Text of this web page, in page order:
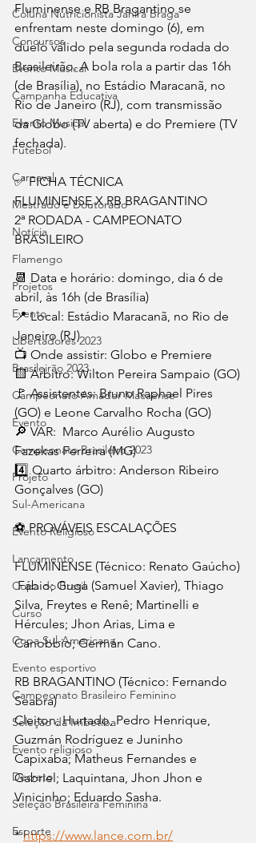
Coluna Nutricionista Janira Braga
Concursos
Evento Musical
Campanha Educativa
Evento Musical
Futebol
Carnaval
Mestrado e Doutorado
Notícia
Flamengo
Projetos
Evento
Libertadores 2023
Brasileirão 2023
Campeonato Amador Macaense
Evento
Campeonato Brasileiro.2023
Projeto
Sul-Americana
Evento Religioso
Lançamento
Copa do Brasil
Curso
Copa Sul-Americana
Evento esportivo
Campeonato Brasileiro Feminino
Seleção da Imbetiba
Evento religioso
Decreto
Seleção Brasileira Feminina
Esporte
Fluminense e RB Bragantino se
enfrentam neste domingo (6), em
duelo válido pela segunda rodada do
Brasileirão. A bola rola a partir das 16h
(de Brasília), no Estádio Maracanã, no
Rio de Janeiro (RJ), com transmissão
da Globo (TV aberta) e do Premiere (TV
fechada).
✅ FICHA TÉCNICA
FLUMINENSE X RB BRAGANTINO
2ª RODADA - CAMPEONATO
BRASILEIRO
📆 Data e horário: domingo, dia 6 de
abril, às 16h (de Brasília)
📍 Local: Estádio Maracanã, no Rio de
Janeiro (RJ)
📺 Onde assistir: Globo e Premiere
🟨 Árbitro: Wilton Pereira Sampaio (GO)
🚩 Assistentes: Bruno Raphael Pires
(GO) e Leone Carvalho Rocha (GO)
🔎 VAR:  Marco Aurélio Augusto
Fazekas Ferreira (MG)
4️⃣ Quarto árbitro: Anderson Ribeiro
Gonçalves (GO)
⚽ PROVÁVEIS ESCALAÇÕES
FLUMINENSE (Técnico: Renato Gaúcho)
Fábio; Guga (Samuel Xavier), Thiago
Silva, Freytes e Renê; Martinelli e
Hércules; Jhon Arias, Lima e
Canobbio; Germán Cano.
RB BRAGANTINO (Técnico: Fernando
Seabra)
Cleiton; Hurtado, Pedro Henrique,
Guzmán Rodríguez e Juninho
Capixaba; Matheus Fernandes e
Gabriel; Laquintana, Jhon Jhon e
Vinicinho; Eduardo Sasha.
* https://www.lance.com.br/